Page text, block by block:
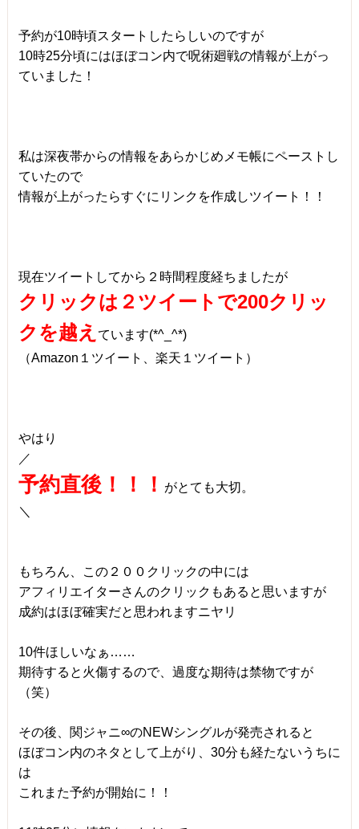
予約が10時頃スタートしたらしいのですが
10時25分頃にはほぼコン内で呪術廻戦の情報が上がっ
ていました！
私は深夜帯からの情報をあらかじめメモ帳にペーストし
ていたので
情報が上がったらすぐにリンクを作成しツイート！！
現在ツイートしてから２時間程度経ちましたが
クリックは２ツイートで200クリッ
クを越え ています(*^_^*)
（Amazon１ツイート、楽天１ツイート）
やはり
／
予約直後！！！
がとても大切。
＼
もちろん、この２００クリックの中には
アフィリエイターさんのクリックもあると思いますが
成約はほぼ確実だと思われますニヤリ
10件ほしいなぁ……
期待すると火傷するので、過度な期待は禁物ですが
（笑）
その後、関ジャニ∞のNEWシングルが発売されると
ほぼコン内のネタとして上がり、30分も経たないうちに
は
これまた予約が開始に！！